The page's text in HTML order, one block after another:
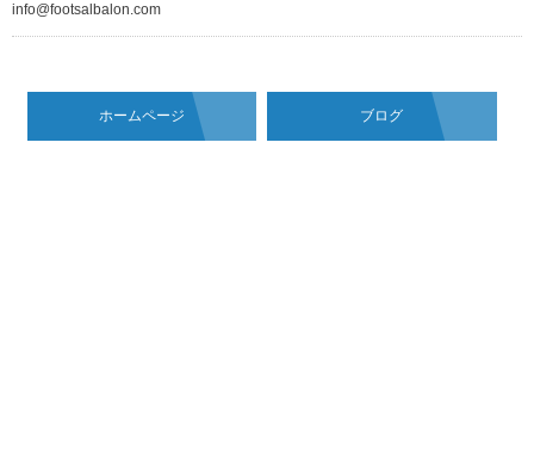
info@footsalbalon.com
ホームページ ブログ